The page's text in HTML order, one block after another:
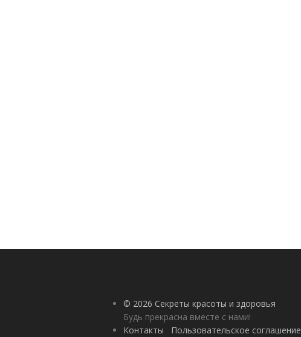
© 2026 Секреты красоты и здоровья
Будь прекрасна вместе с нами!
Контакты
Пользовательское соглашение